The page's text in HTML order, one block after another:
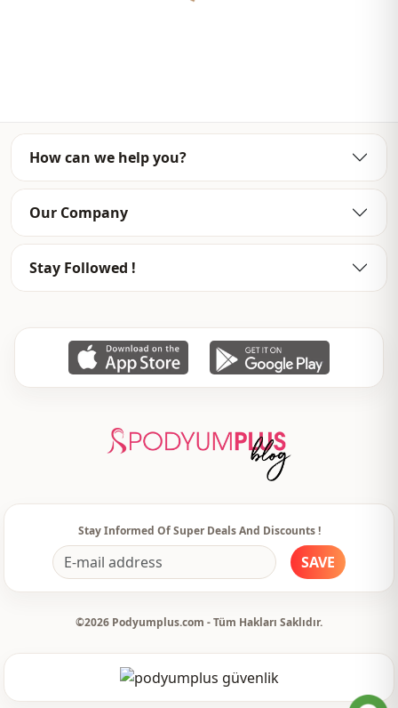
How can we help you?
Our Company
Stay Followed !
Stay Informed Of Super Deals And Discounts !
SAVE
©2026 Podyumplus.com - Tüm Hakları Saklıdır.